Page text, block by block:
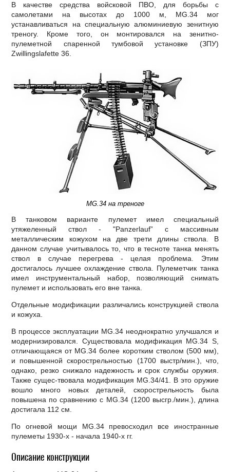
В качестве средства войсковой ПВО, для борьбы с
самолетами на высотах до 1000 м, МG.34 мог
устанавливаться на специальную алюминиевую зенитную
треногу. Кроме того, он монтировался на зенитно-
пулеметной спаренной тумбовой установке (ЗПУ)
Zwillingslafette 36.
MG.34 на треноге
В танковом варианте пулемет имел специальный
утяжеленный ствол - "Panzerlauf” с массивным
металлическим кожухом на две трети длины ствола. В
данном случае учитывалось то, что в тесноте танка менять
ствол в случае перегрева - целая проблема. Этим
достигалось лучшее охлаждение ствола. Пулеметчик танка
имел инструментальный набор, позволяющий снимать
пулемет и использовать его вне танка.
Отдельные модификации различались конструкцией ствола
и кожуха.
В процессе эксплуатации MG.34 неоднократно улучшался и
модернизировался. Существовала модификация MG.34 S,
отличающаяся от MG.34 более коротким стволом (500 мм),
и повышенной скорострельностью (1700 выстр/мин.), что,
однако, резко снижало надежность и срок службы оружия.
Также сущес-твовала модификация MG.34/41. В это оружие
вошло много новых деталей, скорострельность была
повышена по сравнению с MG.34 (1200 высгр./мин.), длина
достигала 112 см.
По огневой мощи MG.34 превосходил все иностранные
пулеметы 1930-х - начала 1940-х гг.
Описание конструкции